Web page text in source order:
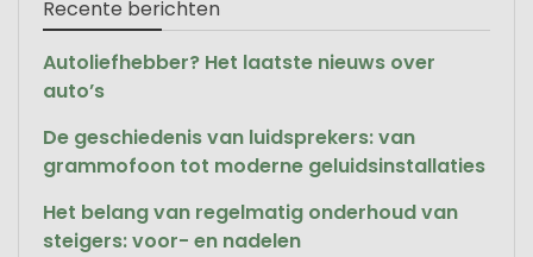
Recente berichten
Autoliefhebber? Het laatste nieuws over
auto’s
De geschiedenis van luidsprekers: van
grammofoon tot moderne geluidsinstallaties
Het belang van regelmatig onderhoud van
steigers: voor- en nadelen